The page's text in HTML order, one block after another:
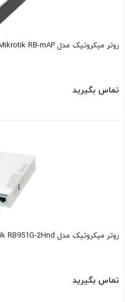
روتر میکروتیک مدل Mikrotik RB-mAP
تماس بگیرید
روتر میکروتیک مدل Mikrotik RB951G-2Hnd
تماس بگیرید